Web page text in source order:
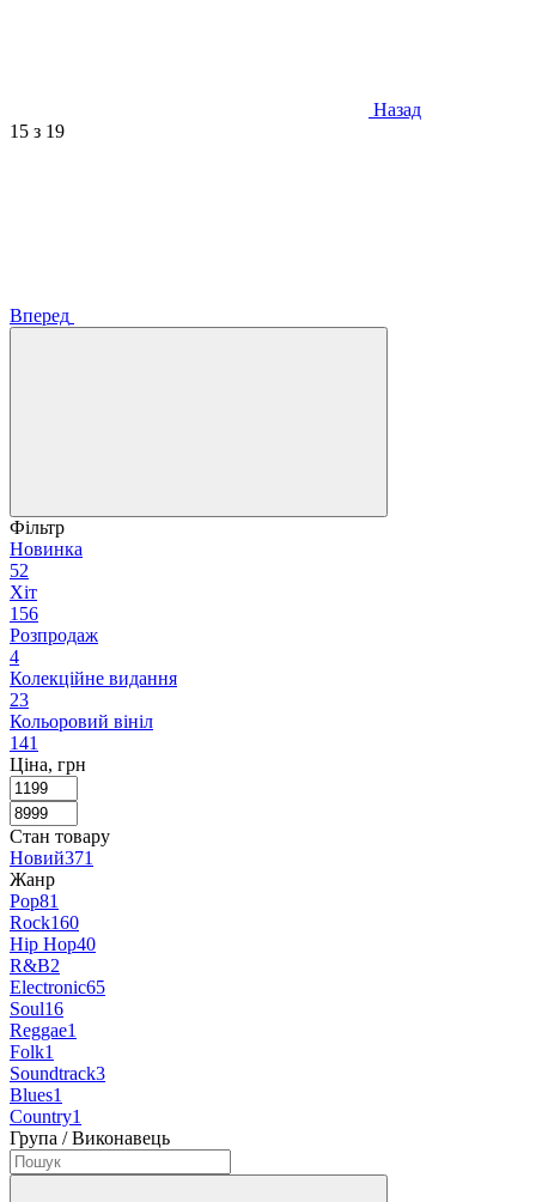
Назад
15 з 19
Вперед
Фільтр
Новинка
52
Хіт
156
Розпродаж
4
Колекційне видання
23
Кольоровий вініл
141
Ціна, грн
Стан товару
Новий371
Жанр
Pop81
Rock160
Hip Hop40
R&B2
Electronic65
Soul16
Reggae1
Folk1
Soundtrack3
Blues1
Country1
Група / Виконавець